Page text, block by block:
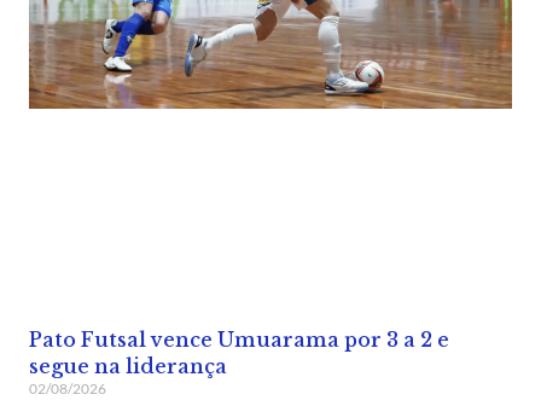
Pato Futsal vence Umuarama por 3 a 2 e
segue na liderança
02/08/2026